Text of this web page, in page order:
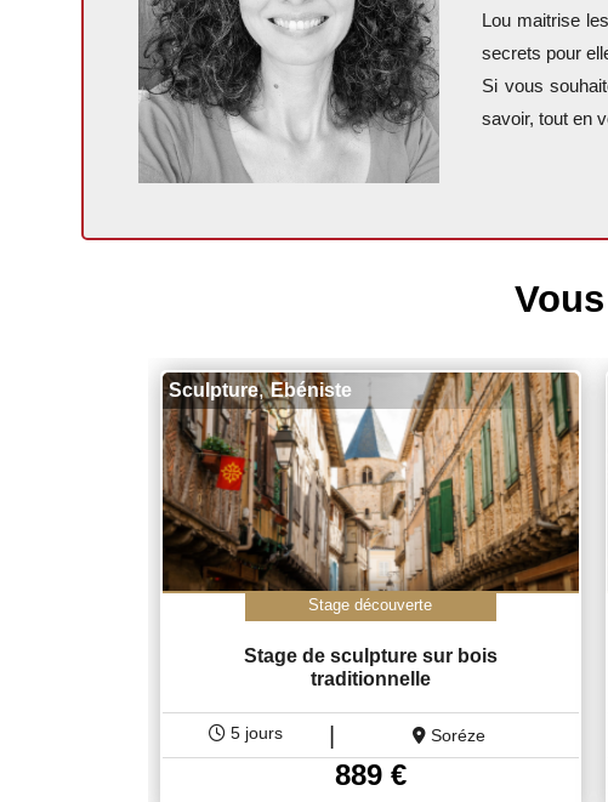
Lou maitrise
secrets pour
Si vous
savoir, tout en
Sculpture,Ebéniste
Stage découverte
Stage de sculpture sur bois
traditionnelle
5 jours Soréze
889 €